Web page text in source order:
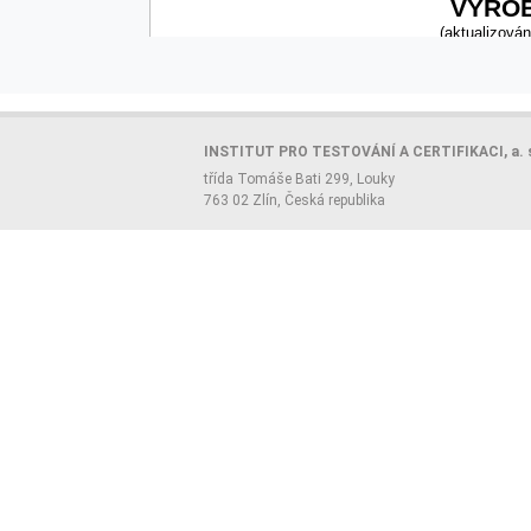
INSTITUT PRO TESTOVÁNÍ A CERTIFIKACI, a.
třída Tomáše Bati 299, Louky
763 02 Zlín, Česká republika